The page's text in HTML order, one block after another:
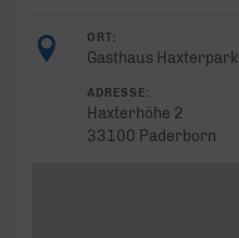
ORT:
Gasthaus Haxterpark
ADRESSE:
Haxterhöhe 2
33100 Paderborn